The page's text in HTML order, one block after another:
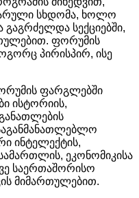
სხდომა, ხოლო
გაგრძელდა სექციებში,
ფორუმის
პირისპირ, ისე
ფარგლებში
ისტორიის,
ინტელექტის,
ეკონომიკისა
საერთაშორისო
მიმართულებით.